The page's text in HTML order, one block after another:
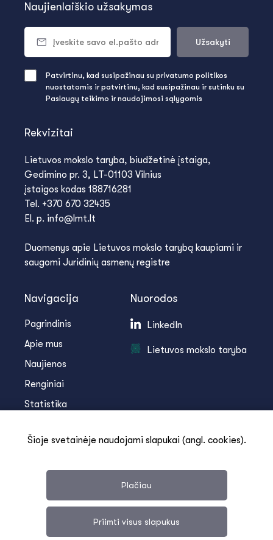
Rekvizitai
Lietuvos mokslo taryba, biudžetinė įstaiga,
Gedimino pr. 3, LT-01103 Vilnius
įstaigos kodas 188716281
Tel. +370 670 32435
El. p. info@lmt.lt
Duomenys apie Lietuvos mokslo tarybą kaupiami ir
saugomi Juridinių asmenų registre
Navigacija
Pagrindinis
Apie mus
Naujienos
Renginiai
Statistika
Kontaktai
Nuorodos
LinkedIn
Lietuvos mokslo taryba
Naujienlaiškio užsakymas
Užsakyti
Patvirtinu, kad susipažinau su privatumo politikos
nuostatomis ir patvirtinu, kad susipažinau ir sutinku su
Paslaugų teikimo ir naudojimosi sąlygomis
Šioje svetainėje naudojami slapukai (angl. cookies).
Plačiau
Priimti visus slapukus